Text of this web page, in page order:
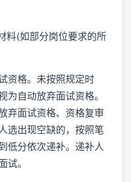
料(如部分岗位要求的所
资格。未按照规定时
为自动放弃面试资格。
弃面试资格、资格复审
选出现空缺的，按照笔
低分依次递补。递补人
试。